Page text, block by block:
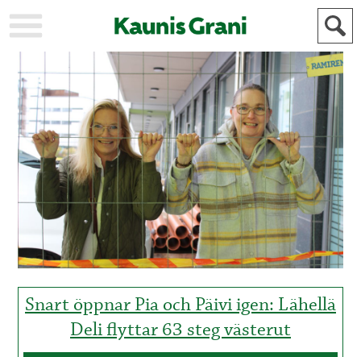
KAUPUNKI
STADEN
AJANKOHTAISTA
AKTUELLT
URHEILU
IDROTT
KULTTUURI
KULTUR
HISTORIA
HISTORIA
YLEINEN
ALLMÄN
MAINOSTAJILLE
FÖR
ANNONSÖRER
Snart öppnar Pia och Päivi igen: Lähellä
Deli flyttar 63 steg västerut